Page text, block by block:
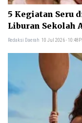
5 Kegiatan Seru
Liburan Sekolah
Redaksi Daerah 10 Jul 2026 -